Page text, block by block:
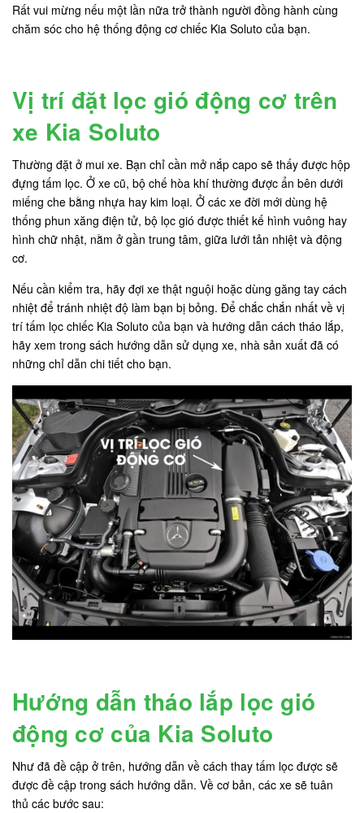
Rất vui mừng nếu một lần nữa trở thành người đồng hành cùng
chăm sóc cho hệ thống động cơ chiếc Kia Soluto của bạn.
Vị trí đặt lọc gió động cơ trên
xe Kia Soluto
Thường đặt ở mui xe. Bạn chỉ cần mở nắp capo sẽ thấy được hộp
đựng tấm lọc. Ở xe cũ, bộ chế hòa khí thường được ẩn bên dưới
miếng che bằng nhựa hay kim loại. Ở các xe đời mới dùng hệ
thống phun xăng điện tử, bộ lọc gió được thiết kế hình vuông hay
hình chữ nhật, nằm ở gần trung tâm, giữa lưới tản nhiệt và động
cơ.
Nếu cần kiểm tra, hãy đợi xe thật nguội hoặc dùng găng tay cách
nhiệt để tránh nhiệt độ làm bạn bị bỏng. Để chắc chắn nhất về vị
trí tấm lọc chiếc Kia Soluto của bạn và hướng dẫn cách tháo lắp,
hãy xem trong sách hướng dẫn sử dụng xe, nhà sản xuất đã có
những chỉ dẫn chi tiết cho bạn.
Hướng dẫn tháo lắp lọc gió
động cơ của Kia Soluto
Như đã đề cập ở trên, hướng dẫn về cách thay tấm lọc được sẽ
được đề cập trong sách hướng dẫn. Về cơ bản, các xe sẽ tuân
thủ các bước sau: